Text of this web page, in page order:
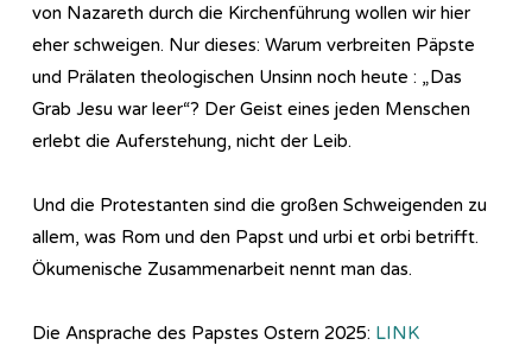
von Nazareth durch die Kirchenführung wollen wir hier
eher schweigen. Nur dieses: Warum verbreiten Päpste
und Prälaten theologischen Unsinn noch heute : „Das
Grab Jesu war leer“? Der Geist eines jeden Menschen
erlebt die Auferstehung, nicht der Leib.
Und die Protestanten sind die großen Schweigenden zu
allem, was Rom und den Papst und urbi et orbi betrifft.
Ökumenische Zusammenarbeit nennt man das.
Die Ansprache des Papstes Ostern 2025: LINK